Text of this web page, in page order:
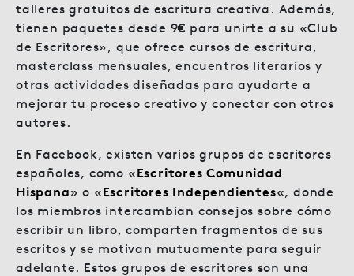
talleres gratuitos de escritura creativa. Además,
tienen paquetes desde 9€ para unirte a su «Club
de Escritores», que ofrece cursos de escritura,
masterclass mensuales, encuentros literarios y
otras actividades diseñadas para ayudarte a
mejorar tu proceso creativo y conectar con otros
autores.
En Facebook, existen varios grupos de escritores
españoles, como «Escritores Comunidad
Hispana» o «Escritores Independientes«, donde
los miembros intercambian consejos sobre cómo
escribir un libro, comparten fragmentos de sus
escritos y se motivan mutuamente para seguir
adelante. Estos grupos de escritores son una